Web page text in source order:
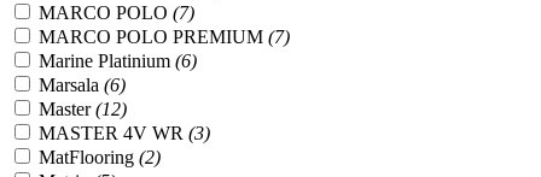
MARCO POLO (7)
MARCO POLO PREMIUM (7)
Marine Platinium (6)
Marsala (6)
Master(12)
MASTER 4V WR (3)
MatFlooring (2)